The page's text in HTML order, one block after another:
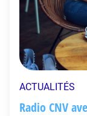
ACTUALITÉS
Radio CNV